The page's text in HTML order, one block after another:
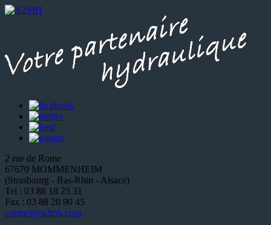
2 rue de Rome
67670 MOMMENHEIM
(Strasbourg - Bas-Rhin - Alsace)
Tel : 03 88 18 25 31
Fax : 03 88 20 90 45
contact@a2mh.com